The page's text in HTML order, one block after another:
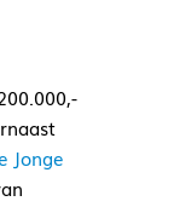
Jonge